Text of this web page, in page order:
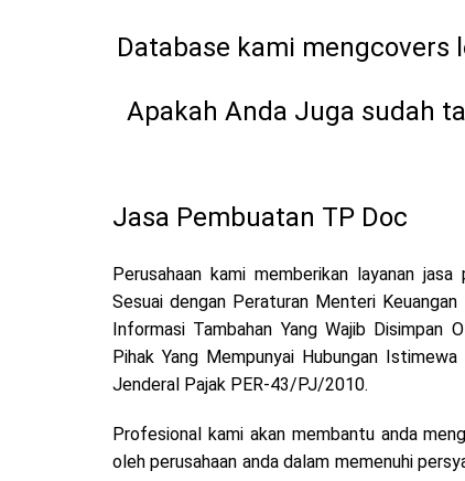
Database kami mengcovers
Apakah Anda Juga sudah
Jasa Pembuatan TP Doc
Perusahaan kami memberikan layanan
Sesuai dengan Peraturan Menteri
Informasi Tambahan Yang Wajib Disimpan
Pihak Yang Mempunyai Hubungan
Jenderal Pajak PER-43/PJ/2010.
Profesional kami akan membantu anda
oleh perusahaan anda dalam memenuhi